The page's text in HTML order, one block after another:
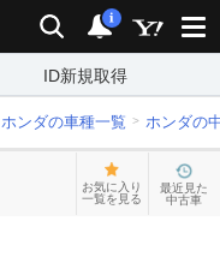
検索 通知
i
ID新規取得
ホンダの車種一覧 ホンダの
お気に入り
一覧を見る
最近見た
中古車